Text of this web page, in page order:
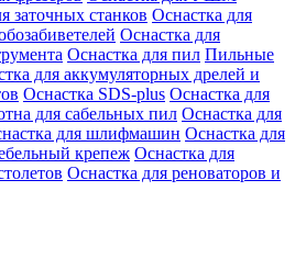
заточных станков Оснастка для
Оснастка для
Оснастка для пил Пильные
для аккумуляторных дрелей и
Оснастка SDS-plus Оснастка для
для сабельных пил Оснастка для
для шлифмашин Оснастка для
крепеж Оснастка для
Оснастка для реноваторов и